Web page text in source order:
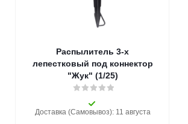
Распылитель 3-х
лепестковый под коннектор
"Жук" (1/25)
Доставка (Самовывоз): 11 августа